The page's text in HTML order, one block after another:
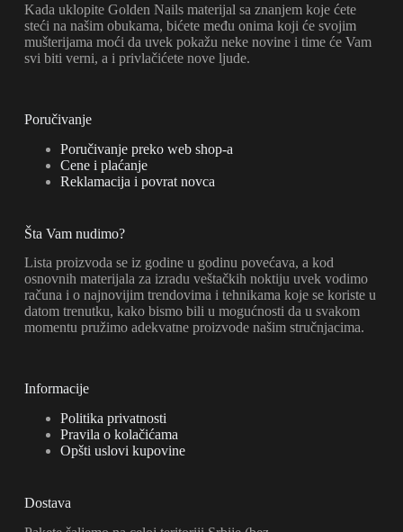
Kada uklopite Golden Nails materijal sa znanjem koje ćete
steći na našim obukama, bićete među onima koji će svojim
mušterijama moći da uvek pokažu neke novine i time će Vam
svi biti verni, a i privlačićete nove ljude.
Poručivanje
Poručivanje preko web shop-a
Cene i plaćanje
Reklamacija i povrat novca
Šta Vam nudimo?
Lista proizvoda se iz godine u godinu povećava, a kod
osnovnih materijala za izradu veštačkih noktiju uvek vodimo
računa i o najnovijim trendovima i tehnikama koje se koriste u
datom trenutku, kako bismo bili u mogućnosti da u svakom
momentu pružimo adekvatne proizvode našim stručnjacima.
Informacije
Politika privatnosti
Pravila o kolačićama
Opšti uslovi kupovine
Dostava